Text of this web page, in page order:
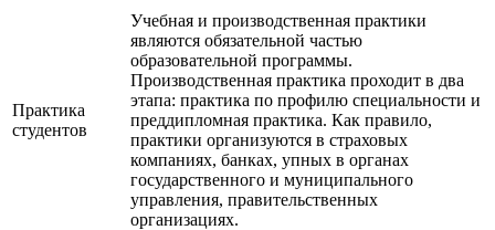
Практика
студентов
Учебная и производственная практики
являются обязательной частью
образовательной программы.
Производственная практика проходит в два
этапа: практика по профилю специальности и
преддипломная практика. Как правило,
практики организуются в страховых
компаниях, банках, упных в органах
государственного и муниципального
управления, правительственных
организациях.